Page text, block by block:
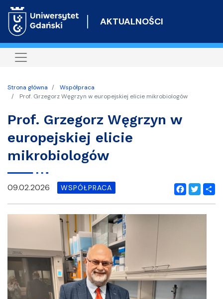
do
AKTUALNOŚCI
Strona główna
Współpraca
Prof. Grzegorz Węgrzyn w europejskiej elicie mikrobiologów
Prof. Grzegorz Węgrzyn w
europejskiej elicie
mikrobiologów
Facebook
Twitter
09.02.2026 WSPÓŁPRACA